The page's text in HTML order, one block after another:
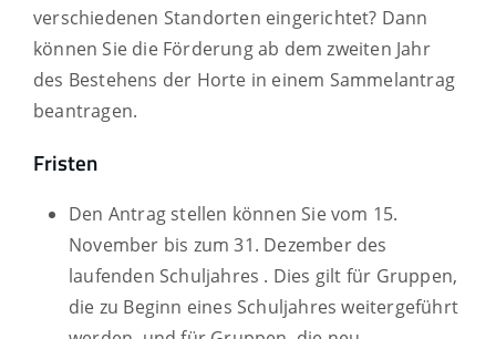
verschiedenen Standorten eingerichtet? Dann
können Sie die Förderung ab dem zweiten Jahr
des Bestehens der Horte in einem Sammelantrag
beantragen.
Fristen
Den Antrag stellen können Sievom 15.
November bis zum 31. Dezember des
laufenden Schuljahres . Dies gilt für Gruppen,
die zu Beginn eines Schuljahres weitergeführt